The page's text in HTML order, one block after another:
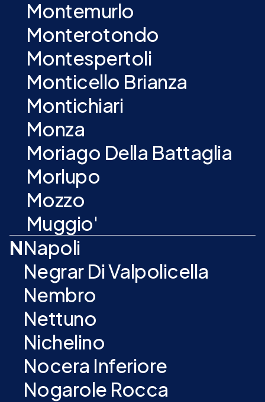
Montemurlo
Monterotondo
Montespertoli
Monticello Brianza
Montichiari
Monza
Moriago Della Battaglia
Morlupo
Mozzo
Muggio'
NNapoli
Negrar Di Valpolicella
Nembro
Nettuno
Nichelino
Nocera Inferiore
Nogarole Rocca